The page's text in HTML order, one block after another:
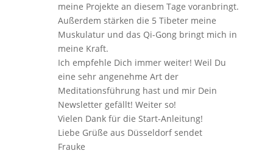
meine Projekte an diesem Tage voranbringt.
Außerdem stärken die 5 Tibeter meine
Muskulatur und das Qi-Gong bringt mich in
meine Kraft.
Ich empfehle Dich immer weiter! Weil Du
eine sehr angenehme Art der
Meditationsführung hast und mir Dein
Newsletter gefällt! Weiter so!
Vielen Dank für die Start-Anleitung!
Liebe Grüße aus Düsseldorf sendet
Frauke